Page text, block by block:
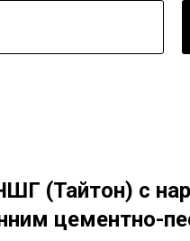
(Тайтон) с
цементно-